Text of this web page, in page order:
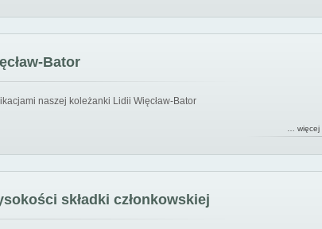
Bator
naszej koleżanki Lidii Więcław-Bator
… więcej
składki członkowskiej